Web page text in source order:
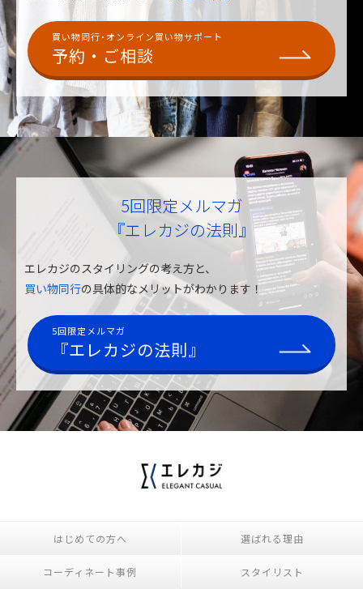
買い物同行･オンライン買い物サポート
予約・ご相談
5回限定メルマガ
『エレカジの法則』
エレカジのスタイリングの考え方と、
買い物同行の具体的なメリットがわかります！
5回限定メルマガ
『エレカジの法則』
はじめての方へ 選ばれる理由
コーディネート事例 スタイリスト